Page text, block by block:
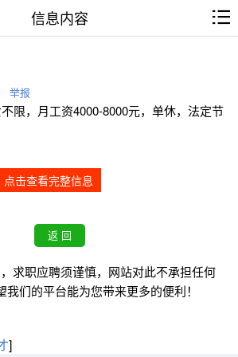
信息内容
举报
限，月工资4000-8000元，单休，法定节
点击查看完整信息
求职应聘须谨慎，网站对此不承担任何
们的平台能为您带来更多的便利！
]